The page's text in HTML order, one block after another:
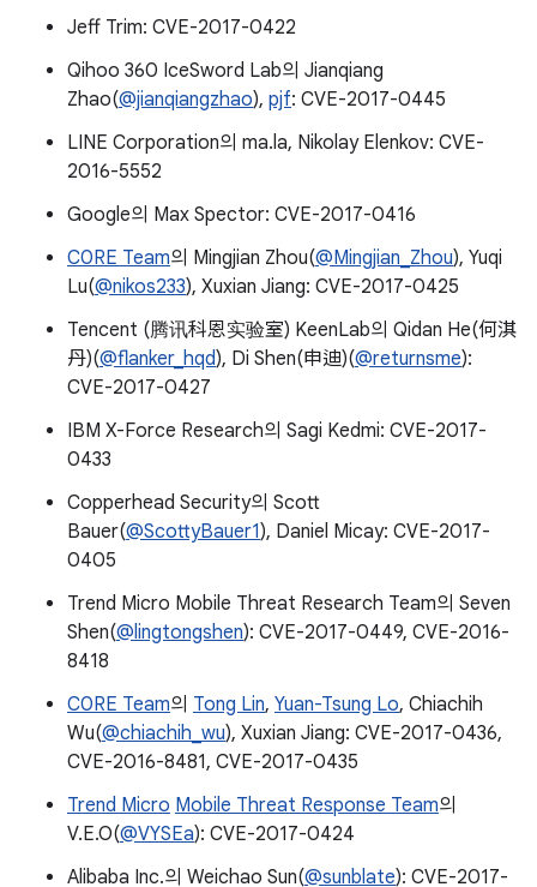
Jeff Trim: CVE-2017-0422
Qihoo 360 IceSword Lab의 Jianqiang
Zhao(@jianqiangzhao), pjf: CVE-2017-0445
LINE Corporation의 ma.la, Nikolay Elenkov: CVE-
2016-5552
Google의 Max Spector: CVE-2017-0416
C0RE Team의 Mingjian Zhou(@Mingjian_Zhou), Yuqi
Lu(@nikos233), Xuxian Jiang: CVE-2017-0425
Tencent (腾讯科恩实验室) KeenLab의 Qidan He(何淇
丹)(@flanker_hqd), Di Shen(申迪)(@returnsme):
CVE-2017-0427
IBM X-Force Research의 Sagi Kedmi: CVE-2017-
0433
Copperhead Security의 Scott
Bauer(@ScottyBauer1), Daniel Micay: CVE-2017-
0405
Trend Micro Mobile Threat Research Team의 Seven
Shen(@lingtongshen): CVE-2017-0449, CVE-2016-
8418
C0RE Team의 Tong Lin, Yuan-Tsung Lo, Chiachih
Wu(@chiachih_wu), Xuxian Jiang: CVE-2017-0436,
CVE-2016-8481, CVE-2017-0435
Trend Micro Mobile Threat Response Team의
V.E.O(@VYSEa): CVE-2017-0424
Alibaba Inc.의 Weichao Sun(@sunblate): CVE-2017-